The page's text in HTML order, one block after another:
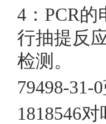
4：PCR
行抽提反
检测。
79498-31-
1818546